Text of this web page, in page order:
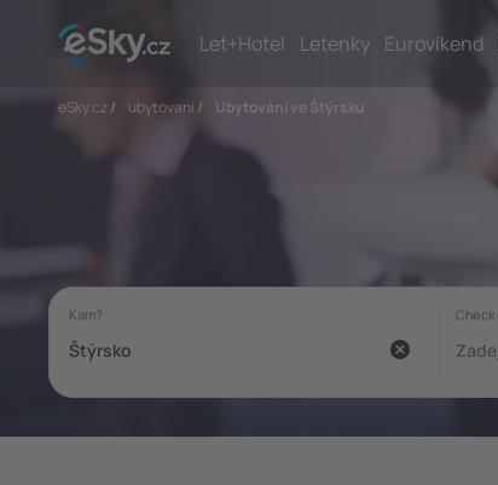
Let+Hotel Letenky Eurovíkend
eSky.cz/ ubytovani / Ubytování ve Štýrsku